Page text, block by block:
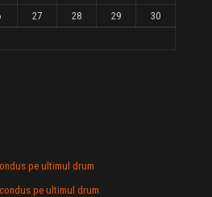
27 28 29
30
pe ultimul drum
pe ultimul drum